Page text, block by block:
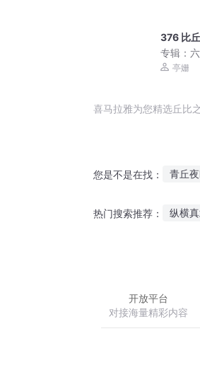
376 比
专辑：
读 亭姗
喜马拉雅为您精选丘比
您是不是在找： 青丘
热门搜索推荐： 纵横
开放平台
对接海量精彩内容